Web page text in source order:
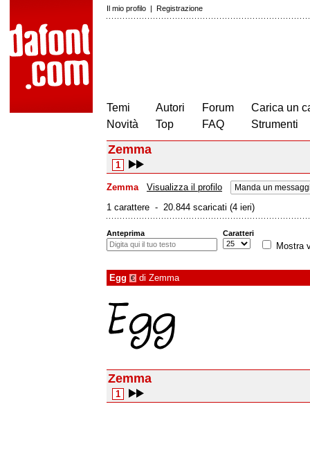
Il mio profilo | Registrazione
Temi
Novità
Autori
Top
Forum
FAQ
Carica un
Strumenti
Zemma
1
Zemma Visualizza il profilo Manda un
1 carattere - 20.844 scaricati (4 ieri)
Anteprima Caratteri
Mostra
Egg € di Zemma
Zemma
1